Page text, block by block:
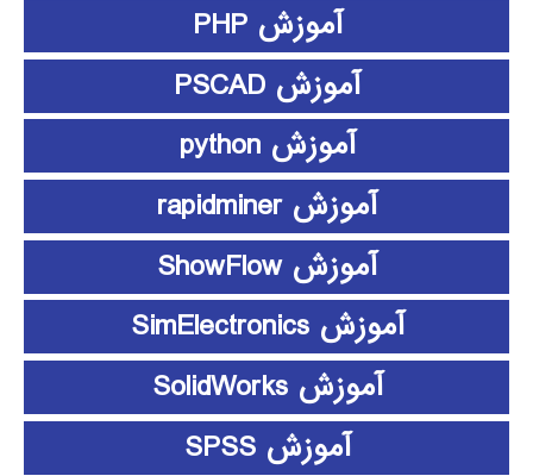
آموزش PHP
آموزش PSCAD
آموزش python
آموزش rapidminer
آموزش ShowFlow
آموزش SimElectronics
آموزش SolidWorks
آموزش SPSS